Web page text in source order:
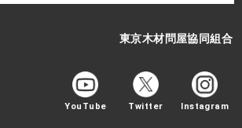
東京木材問屋協同組合
YouTube Twitter Instagram